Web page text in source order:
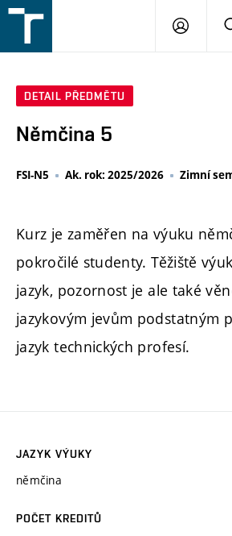
v
DETAIL PŘEDMĚTU
Němčina 5
FSI-N5 Ak. rok: 2025/2026 Zimní
Kurz je zaměřen na výuku
pokročilé studenty. Těžiště
jazyk, pozornost je ale také
jazykovým jevům podstatným
jazyk technických profesí.
JAZYK VÝUKY
němčina
POČET KREDITŮ